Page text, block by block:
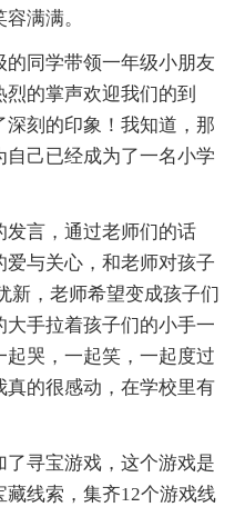
满满。
同学带领一年级小朋友
的掌声欢迎我们的到
刻的印象！我知道，那
己已经成为了一名小学
发言，通过老师们的话
与关心，和老师对孩子
新，老师希望变成孩子们
手拉着孩子们的小手一
哭，一起笑，一起度过
的很感动，在学校里有
寻宝游戏，这个游戏是
线索，集齐12个游戏线